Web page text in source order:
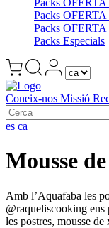
Packs
Packs
Packs Especials
Coneix-nos Missió
es ca
Mousse
Amb l’Aquafaba les
@raqueliscooking ens
les postres, mousse